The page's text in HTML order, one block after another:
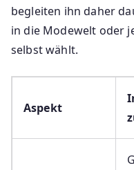
begleiten ihn daher
in die Modewelt oder
selbst wählt.
Aspekt